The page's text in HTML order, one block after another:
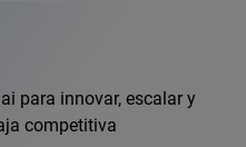
para innovar, escalar y
competitiva